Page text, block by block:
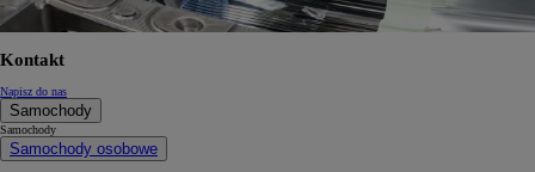
Kontakt
Napisz do nas
Samochody
Samochody
Samochody osobowe